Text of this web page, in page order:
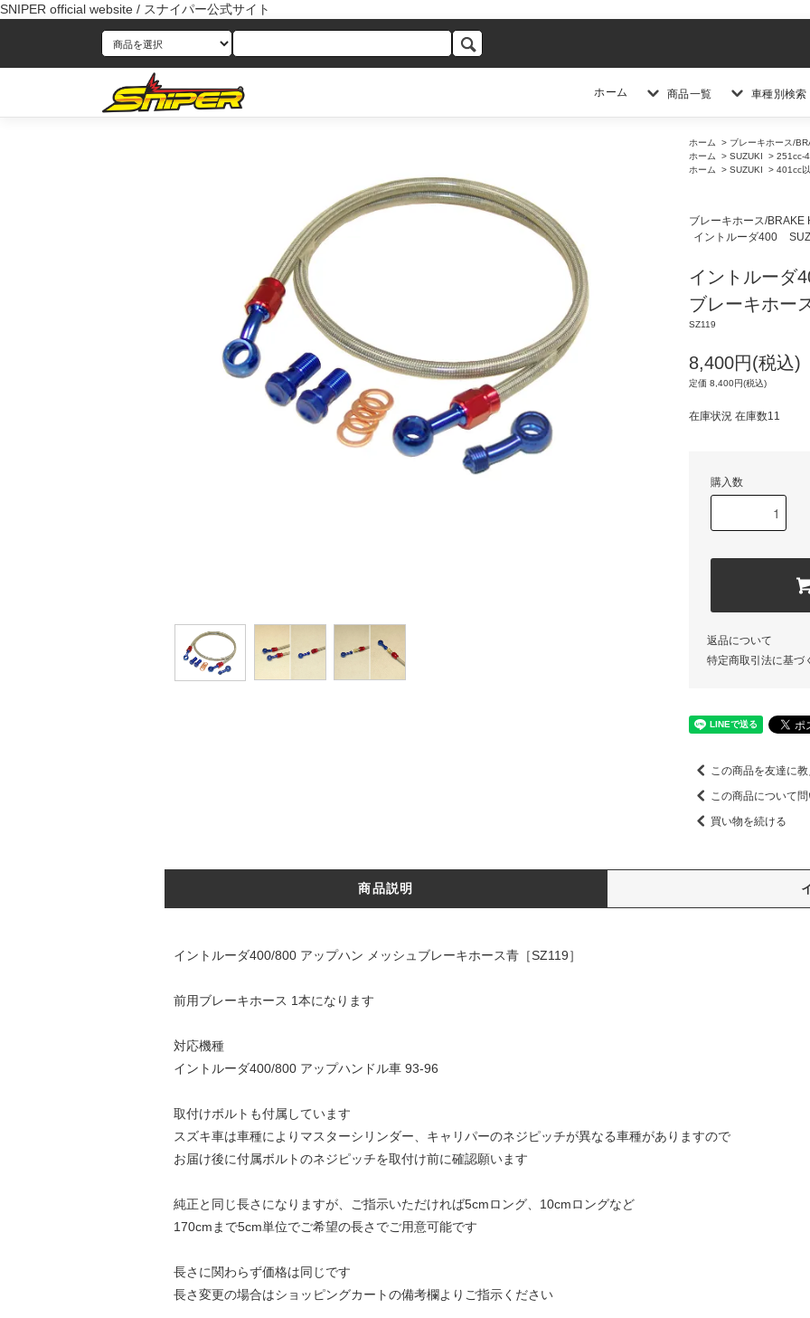
SNIPER official website / スナイパー公式サイト
ホーム 商品一覧 車種別検索
ホーム > ブレーキホース/
ホーム
> SUZUKI > 251cc-
ホーム
> SUZUKI > 401cc
ブレーキホース/BRAKE
イントルーダ400
イントルーダ
ブレーキホー
SZ119
8,400円(税込)
定価 8,400円(税込)
在庫状況 在庫数11
購入数
返品について
特定商取引法に基づ
この商品を友達に
この商品について
買い物を続ける
商品説明
イントルーダ400/800 アップハン メッシュブレーキホース青［SZ119］
前用ブレーキホース 1本になります
対応機種
イントルーダ400/800 アップハンドル車 93-96
取付けボルトも付属しています
スズキ車は車種によりマスターシリンダー、キャリパーのネジピッチが異なる車種がありますので
お届け後に付属ボルトのネジピッチを取付け前に確認願います
純正と同じ長さになりますが、ご指示いただければ5cmロング、10cmロングなど
170cmまで5cm単位でご希望の長さでご用意可能です
長さに関わらず価格は同じです
長さ変更の場合はショッピングカートの備考欄よりご指示ください